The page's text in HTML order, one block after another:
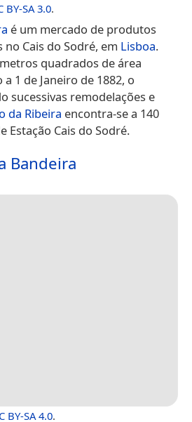
BY-SA 3.0.
é um mercado de produtos
Cais do Sodré, em Lisboa.
quadrados de área
1 de Janeiro de 1882, o
sucessivas remodelações e
da Ribeira encontra-se a 140
Estação Cais do Sodré.
Bandeira
BY-SA 4.0.